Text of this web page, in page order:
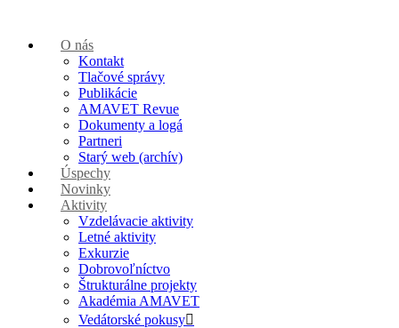
O nás
Kontakt
Tlačové správy
Publikácie
AMAVET Revue
Dokumenty a logá
Partneri
Starý web (archív)
Úspechy
Novinky
Aktivity
Vzdelávacie aktivity
Letné aktivity
Exkurzie
Dobrovoľníctvo
Štrukturálne projekty
Akadémia AMAVET
Vedátorské pokusy